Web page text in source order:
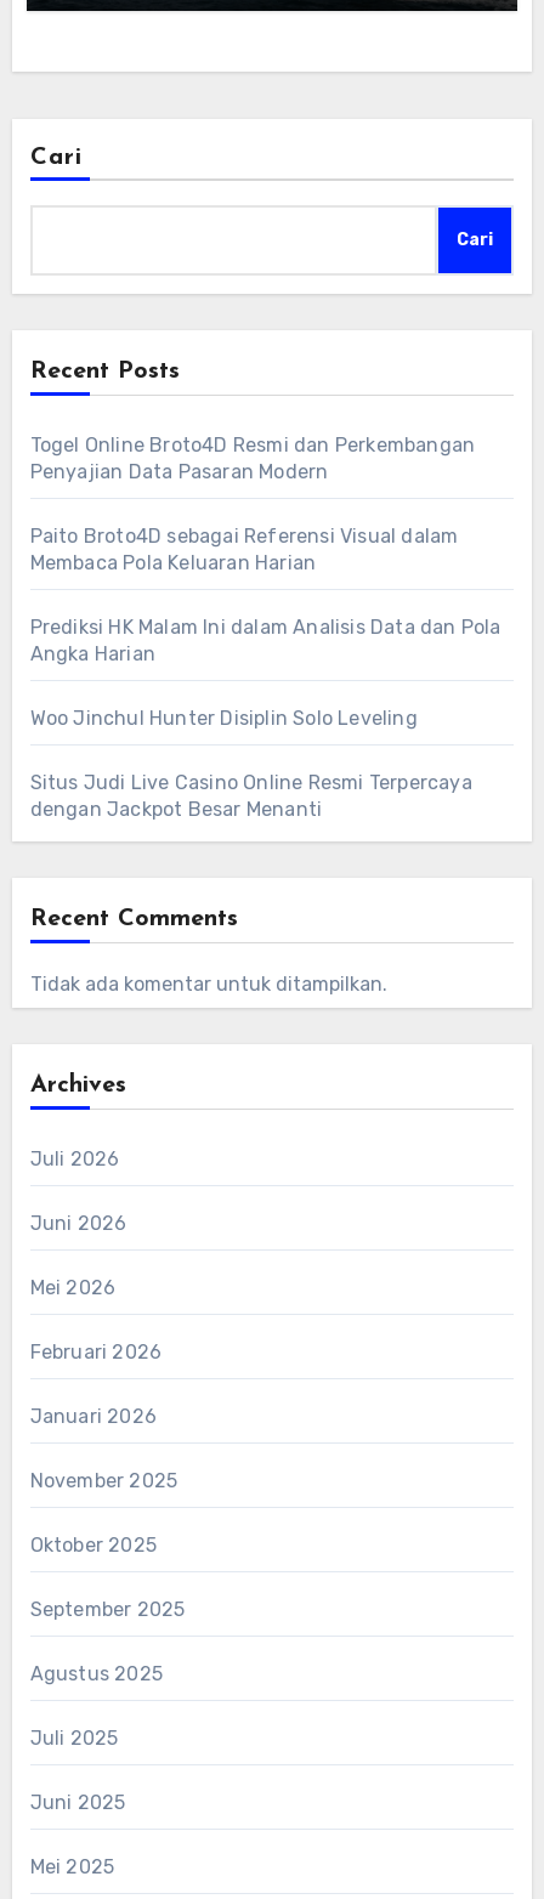
Cari
Cari
Recent Posts
Togel Online Broto4D Resmi dan Perkembangan
Penyajian Data Pasaran Modern
Paito Broto4D sebagai Referensi Visual dalam
Membaca Pola Keluaran Harian
Prediksi HK Malam Ini dalam Analisis Data dan Pola
Angka Harian
Woo Jinchul Hunter Disiplin Solo Leveling
Situs Judi Live Casino Online Resmi Terpercaya
dengan Jackpot Besar Menanti
Recent Comments
Tidak ada komentar untuk ditampilkan.
Archives
Juli 2026
Juni 2026
Mei 2026
Februari 2026
Januari 2026
November 2025
Oktober 2025
September 2025
Agustus 2025
Juli 2025
Juni 2025
Mei 2025